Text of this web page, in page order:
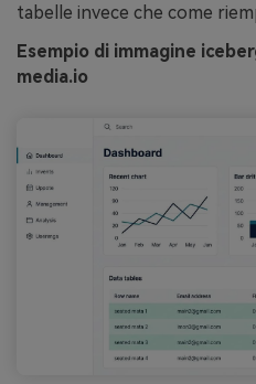
tabelle invece che come
Esempio di immagine
media.io